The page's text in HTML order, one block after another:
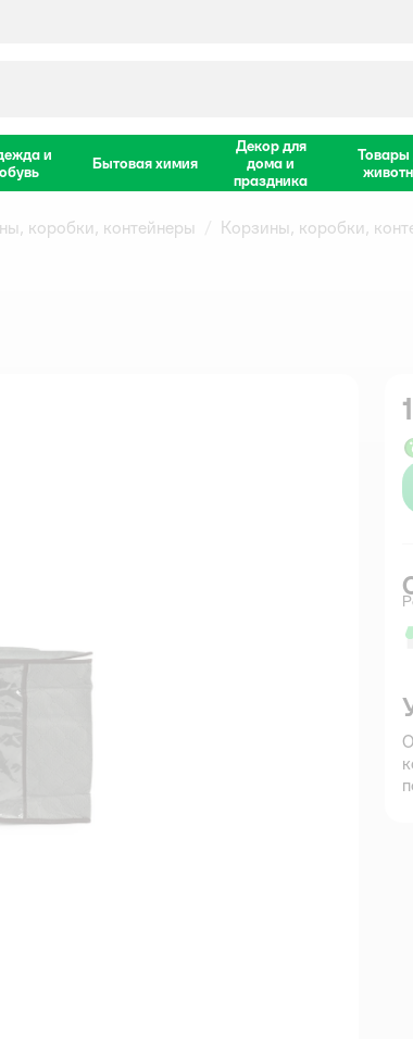
и
обувь
Бытовая химия
Декор для
дома и
праздника
Товары
коробки, контейнеры Корзины, коробки,